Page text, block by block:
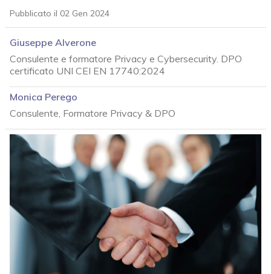
Pubblicato il 02 Gen 2024
Giuseppe Alverone
Consulente e formatore Privacy e Cybersecurity. DPO
certificato UNI CEI EN 17740:2024
Monica Perego
Consulente, Formatore Privacy & DPO